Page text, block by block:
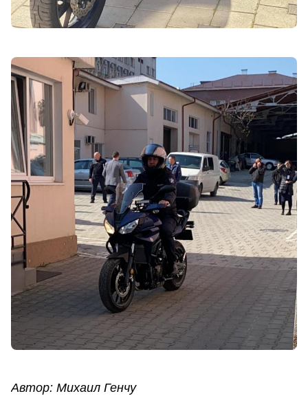
Автор: Михаил Генчу